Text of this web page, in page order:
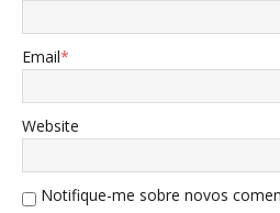
Email*
Website
Notifique-me sobre novos